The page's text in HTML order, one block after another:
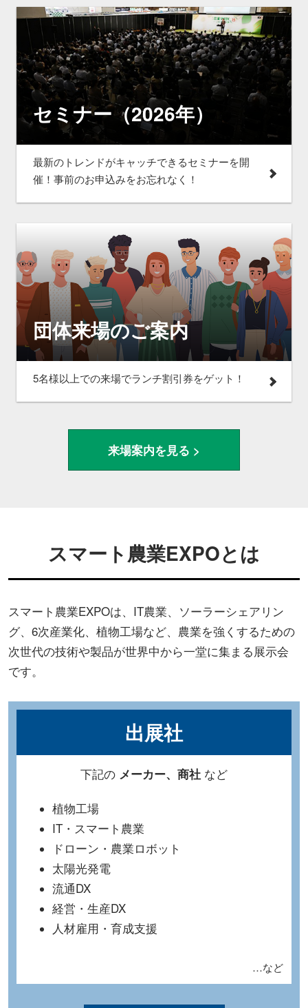
セミナー（2026年）
最新のトレンドがキャッチできるセミナーを開
催！事前のお申込みをお忘れなく！
団体来場のご案内
5名様以上での来場でランチ割引券をゲット！
来場案内を見る >
スマート農業EXPOとは
スマート農業EXPOは、IT農業、ソーラーシェアリン
グ、6次産業化、植物工場など、農業を強くするための
次世代の技術や製品が世界中から一堂に集まる展示会
です。
出展社
下記の メーカー、商社 など
植物工場
IT・スマート農業
ドローン・農業ロボット
太陽光発電
流通DX
経営・生産DX
人材雇用・育成支援
…など